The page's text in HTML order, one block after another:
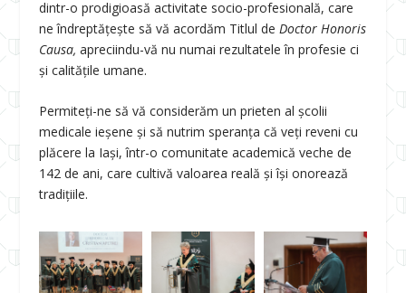
dintr-o prodigioasă activitate socio-profesională, care
ne îndreptățește să vă acordăm Titlul de Doctor Honoris
Causa, apreciindu-vă nu numai rezultatele în profesie ci
și calitățile umane.
Permiteți-ne să vă considerăm un prieten al școlii
medicale ieșene și să nutrim speranța că veți reveni cu
plăcere la Iași, într-o comunitate academică veche de
142 de ani, care cultivă valoarea reală și își onorează
tradițiile.